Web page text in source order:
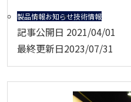
製品情報お知らせ技術情報
記事公開日 2021/04/01
最終更新日2023/07/31